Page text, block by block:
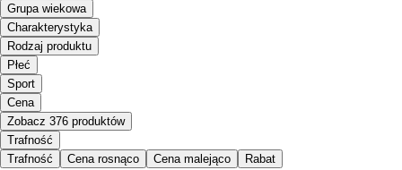
Grupa wiekowa
Charakterystyka
Rodzaj produktu
Płeć
Sport
Cena
Zobacz 376 produktów
Trafność
Trafność
Cena rosnąco Cena malejąco Rabat